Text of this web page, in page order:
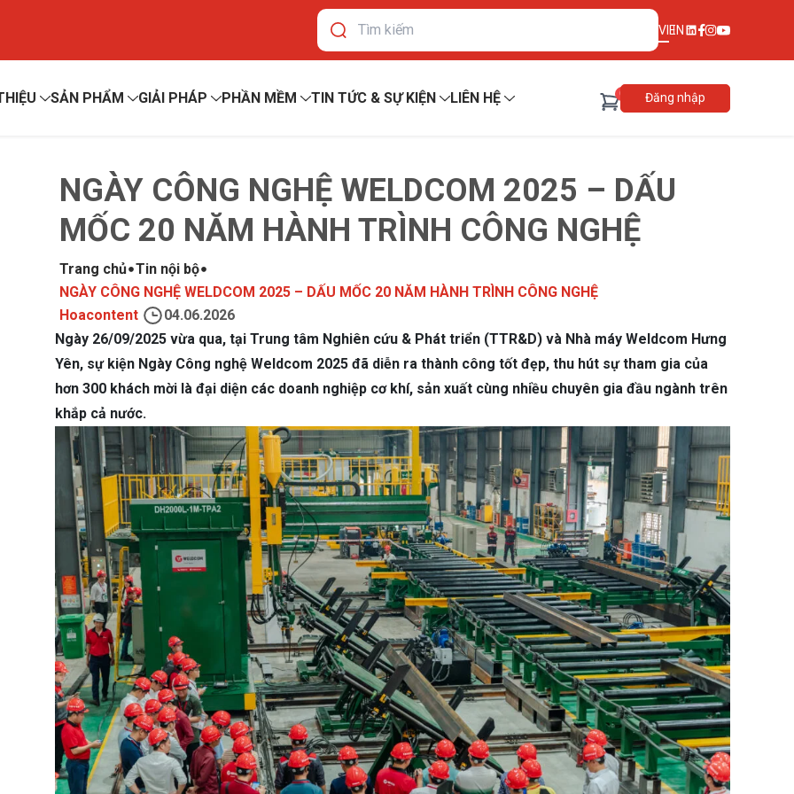
VIEN
SẢN PHẨM GIẢI PHÁP PHẦN MỀM TIN TỨC & SỰ KIỆN LIÊN HỆ 0 Đăng nhập
NGÀY CÔNG NGHỆ WELDCOM 2025 – DẤU
MỐC 20 NĂM HÀNH TRÌNH CÔNG NGHỆ
Trang chủ Tin nội bộ
NGÀY CÔNG NGHỆ WELDCOM 2025 – DẤU MỐC 20 NĂM HÀNH TRÌNH CÔNG NGHỆ
Hoacontent
04.06.2026
Ngày 26/09/2025 vừa qua, tại Trung tâm Nghiên cứu & Phát triển (TTR&D) và Nhà máy Weldcom Hưng
Yên, sự kiện Ngày Công nghệ Weldcom 2025 đã diễn ra thành công tốt đẹp, thu hút sự tham gia của
hơn 300 khách mời là đại diện các doanh nghiệp cơ khí, sản xuất cùng nhiều chuyên gia đầu ngành trên
khắp cả nước.